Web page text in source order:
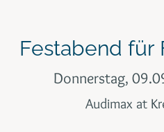
Festabend für
Donnerstag,
Audimax at